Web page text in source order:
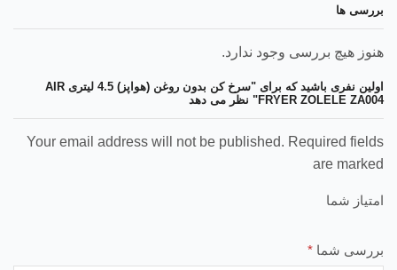
بررسی ها
هنوز هیچ بررسی وجود ندارد.
اولین نفری باشید که برای "سرخ کن بدون روغن (هواپز) 4.5 لیتری AIR
FRYER ZOLELE ZA004" نظر می دهد
Your email address will not be published. Required fields
are marked
امتیاز شما
بررسی شما *